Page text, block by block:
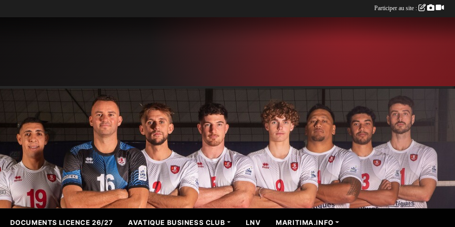
DOCUMENTS LICENCE 26/27 AVATIQUE BUSINESS CLUB LNV MARITIMA.INFO
Participer au site :